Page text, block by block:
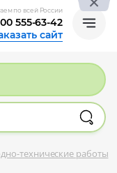
по всей России
555-63-42
сайт
технические работы